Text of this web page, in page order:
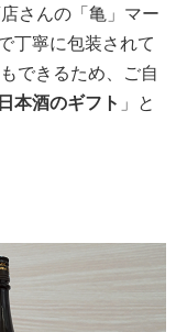
さんの「亀」マー
丁寧に包装されて
できるため、ご自
本酒のギフト 」と